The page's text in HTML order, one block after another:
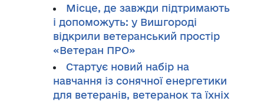
Місце, де завжди підтримають
і допоможуть: у Вишгороді
відкрили ветеранський простір
«Ветеран ПРО»
Стартує новий набір на
навчання із сонячної енергетики
для ветеранів, ветеранок та їхніх